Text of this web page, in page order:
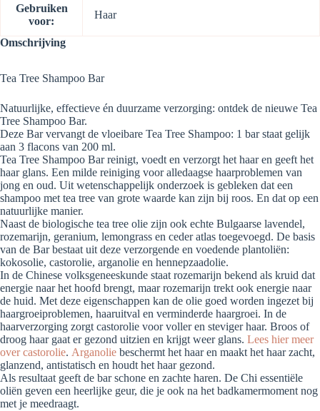
Gebruiken
voor:
Haar
Omschrijving
Tea Tree Shampoo Bar
Natuurlijke, effectieve én duurzame verzorging: ontdek de nieuwe Tea
Tree Shampoo Bar.
Deze Bar vervangt de vloeibare Tea Tree Shampoo: 1 bar staat gelijk
aan 3 flacons van 200 ml.
Tea Tree Shampoo Bar reinigt, voedt en verzorgt het haar en geeft het
haar glans. Een milde reiniging voor alledaagse haarproblemen van
jong en oud. Uit wetenschappelijk onderzoek is gebleken dat een
shampoo met tea tree van grote waarde kan zijn bij roos. En dat op een
natuurlijke manier.
Naast de biologische tea tree olie zijn ook echte Bulgaarse lavendel,
rozemarijn, geranium, lemongrass en ceder atlas toegevoegd. De basis
van de Bar bestaat uit deze verzorgende en voedende plantoliën:
kokosolie, castorolie, arganolie en hennepzaadolie.
In de Chinese volksgeneeskunde staat rozemarijn bekend als kruid dat
energie naar het hoofd brengt, maar rozemarijn trekt ook energie naar
de huid. Met deze eigenschappen kan de olie goed worden ingezet bij
haargroeiproblemen, haaruitval en verminderde haargroei. In de
haarverzorging zorgt castorolie voor voller en steviger haar. Broos of
droog haar gaat er gezond uitzien en krijgt weer glans. Lees hier meer
over castorolie. Arganolie beschermt het haar en maakt het haar zacht,
glanzend, antistatisch en houdt het haar gezond.
Als resultaat geeft de bar schone en zachte haren. De Chi essentiële
oliën geven een heerlijke geur, die je ook na het badkamermoment nog
met je meedraagt.